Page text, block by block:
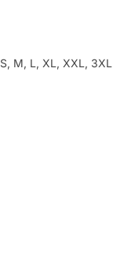
S, M, L, XL, XXL, 3XL